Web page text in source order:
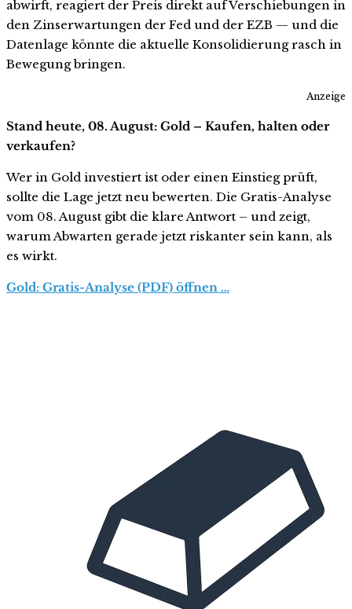
abwirft, reagiert der Preis direkt auf Verschiebungen in
den Zinserwartungen der Fed und der EZB — und die
Datenlage könnte die aktuelle Konsolidierung rasch in
Bewegung bringen.
Anzeige
Stand heute, 08. August: Gold – Kaufen, halten oder
verkaufen?
Wer in Gold investiert ist oder einen Einstieg prüft,
sollte die Lage jetzt neu bewerten. Die Gratis-Analyse
vom 08. August gibt die klare Antwort – und zeigt,
warum Abwarten gerade jetzt riskanter sein kann, als
es wirkt.
Gold: Gratis-Analyse (PDF) öffnen …